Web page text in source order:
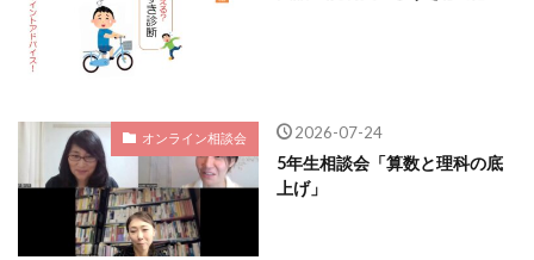
オンライン相談会 2026-07-24
5年生相談会「算数と理科の底
上げ」